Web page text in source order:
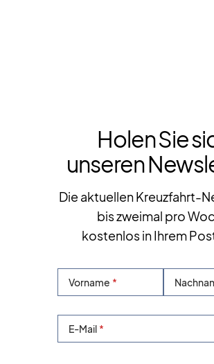
Holen Sie
unseren
Die aktuellen Kreuzfahrt-
bis zweimal pro
kostenlos in Ihrem
Vorname
E-Mail